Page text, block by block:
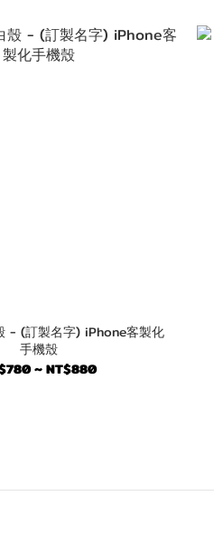
名字) iPhone客製化
手機殼
~ NT$880